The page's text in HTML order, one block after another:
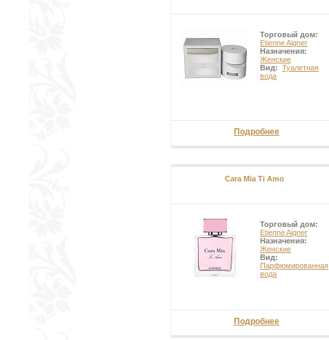
Торговый дом:
Etienne Aigner
Назначения:
Женские
Вид: Туалетная
вода
Подробнее
Cara Mia Ti Amo
Торговый дом:
Etienne Aigner
Назначения:
Женские
Вид:
Парфюмированная
вода
Подробнее